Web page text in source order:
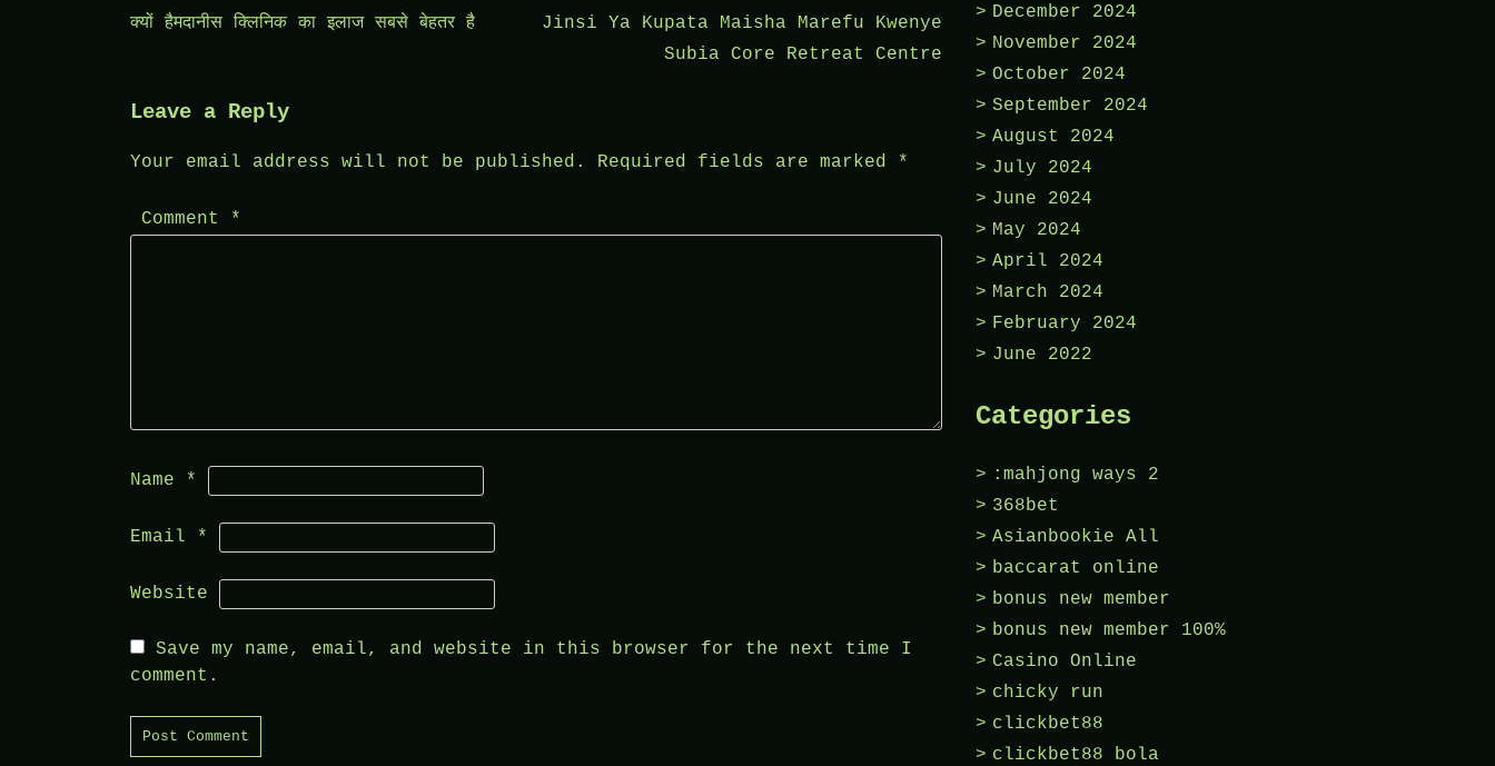
Post
क्यों हैमदानीस क्लिनिक का इलाज सबसे बेहतर है
Jinsi Ya Kupata Maisha Marefu Kwenye
Subia Core Retreat Centre
Leave a Reply
Your email address will not be published. Required fields are marked *
Comment *
Name *
Email *
Website
Save my name, email, and website in this browser for the next time I
comment.
December 2024
November 2024
October 2024
September 2024
August 2024
July 2024
June 2024
May 2024
April 2024
March 2024
February 2024
June 2022
Categories
:mahjong ways 2
368bet
Asianbookie All
baccarat online
bonus new member
bonus new member 100%
Casino Online
chicky run
clickbet88
clickbet88 bola